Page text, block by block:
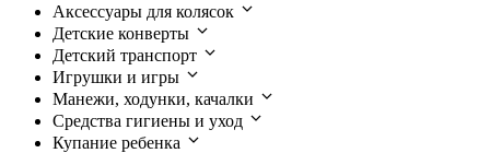
Аксессуары для колясок
Детские конверты
Детский транспорт
Игрушки и игры
Манежи, ходунки, качалки
Средства гигиены и уход
Купание ребенка